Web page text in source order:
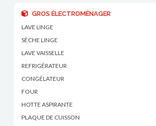
GROS ÉLECTROMÉNAGER
LAVE LINGE
SÈCHE LINGE
LAVE VAISSELLE
REFRIGÉRATEUR
CONGÉLATEUR
FOUR
HOTTE ASPIRANTE
PLAQUE DE CUISSON